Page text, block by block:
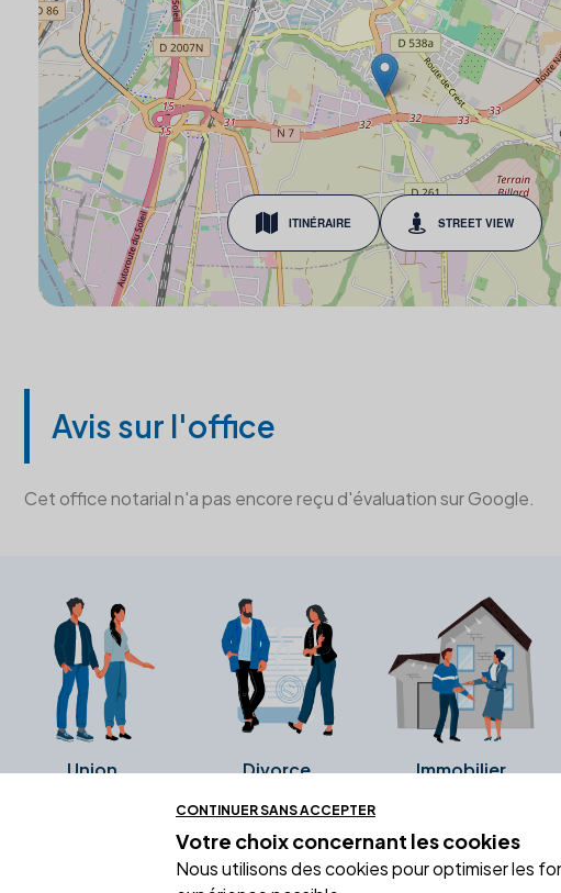
ITINÉRAIRE STREET VIEW
Avis sur l'office
Cet office notarial n'a pas encore reçu d'évaluation sur Google.
Union Divorce Immobilier
Ces avis proviennent directement de la
CONTINUER SANS ACCEPTER
Votre choix concernant les cookies
Nous utilisons des cookies pour optimiser les